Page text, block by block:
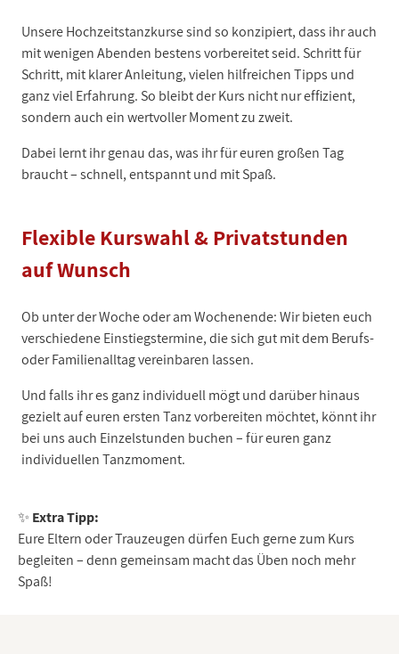
Unsere Hochzeitstanzkurse sind so konzipiert, dass ihr auch
mit wenigen Abenden bestens vorbereitet seid. Schritt für
Schritt, mit klarer Anleitung, vielen hilfreichen Tipps und
ganz viel Erfahrung. So bleibt der Kurs nicht nur effizient,
sondern auch ein wertvoller Moment zu zweit.
Dabei lernt ihr genau das, was ihr für euren großen Tag
braucht – schnell, entspannt und mit Spaß.
Flexible Kurswahl & Privatstunden
auf Wunsch
Ob unter der Woche oder am Wochenende: Wir bieten euch
verschiedene Einstiegstermine, die sich gut mit dem Berufs-
oder Familienalltag vereinbaren lassen.
Und falls ihr es ganz individuell mögt und darüber hinaus
gezielt auf euren ersten Tanz vorbereiten möchtet, könnt ihr
bei uns auch Einzelstunden buchen – für euren ganz
individuellen Tanzmoment.
✨ Extra Tipp:
Eure Eltern oder Trauzeugen dürfen Euch gerne zum Kurs
begleiten – denn gemeinsam macht das Üben noch mehr
Spaß!